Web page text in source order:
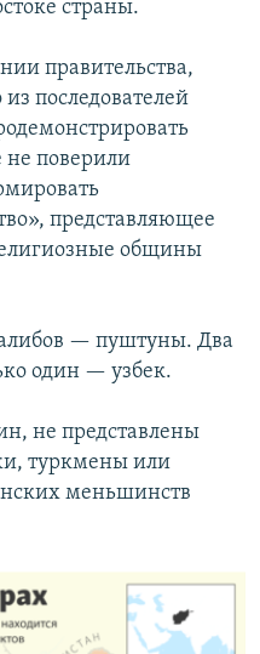
страны.
правительства,
последователей
не поверили
представляющее
общины
— пуштуны. Два
один — узбек.
не представлены
туркмены или
меньшинств